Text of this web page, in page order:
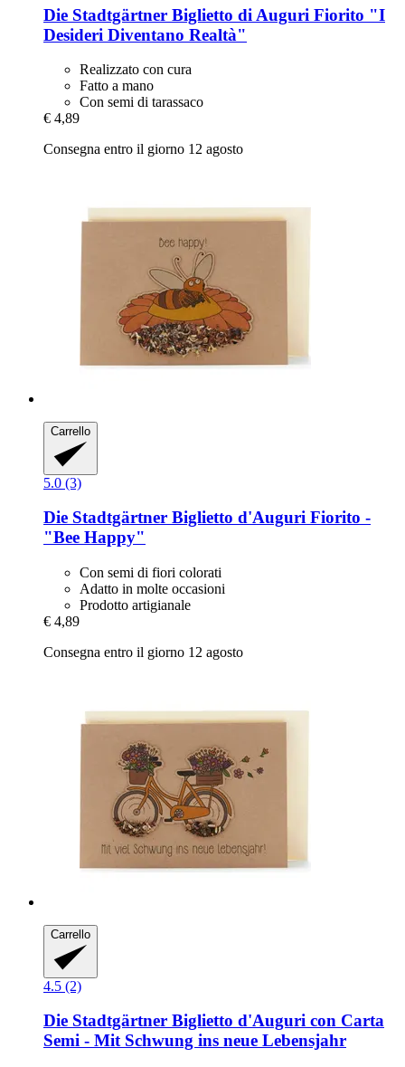
Die Stadtgärtner Biglietto di Auguri Fiorito "I
Desideri Diventano Realtà"
Realizzato con cura
Fatto a mano
Con semi di tarassaco
€ 4,89
Consegna entro il giorno 12 agosto
Carrello
5.0 (3)
Die Stadtgärtner Biglietto d'Auguri Fiorito -​
"Bee Happy"
Con semi di fiori colorati
Adatto in molte occasioni
Prodotto artigianale
€ 4,89
Consegna entro il giorno 12 agosto
Carrello
4.5 (2)
Die Stadtgärtner Biglietto d'Auguri con Carta
Semi -​ Mit Schwung ins neue Lebensjahr